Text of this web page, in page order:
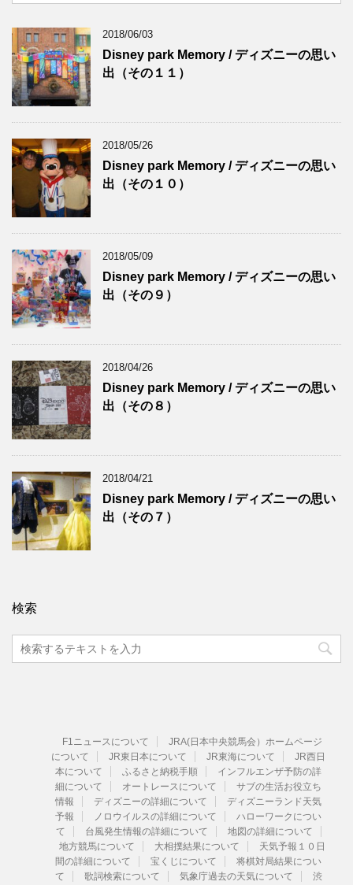
2018/06/03
Disney park Memory / ディズニーの思い
出（その１１）
2018/05/26
Disney park Memory / ディズニーの思い
出（その１０）
2018/05/09
Disney park Memory / ディズニーの思い
出（その９）
2018/04/26
Disney park Memory / ディズニーの思い
出（その８）
2018/04/21
Disney park Memory / ディズニーの思い
出（その７）
検索
F1ニュースについて
JRA(日本中央競馬会）ホームページ
について
JR東日本について JR東海について
JR西日
本について
ふるさと納税手順
インフルエンザ予防の詳
細について
オートレースについて
サブの生活お役立ち
情報
ディズニーの詳細について
ディズニーランド天気
予報
ノロウイルスの詳細について
ハローワークについ
て
台風発生情報の詳細について
地図の詳細について
地方競馬について
大相撲結果について
天気予報１０日
間の詳細について
宝くじについて
将棋対局結果につい
て
歌詞検索について 気象庁過去の天気について 渋